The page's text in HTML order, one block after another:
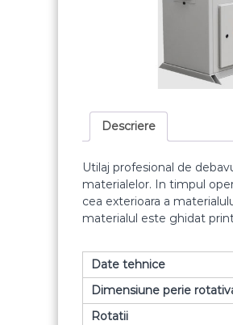
Descriere
Utilaj profesional de
materialelor. In timpul
cea exterioara a
materialul este ghidat
Date tehnice
Dimensiune perie
Rotatii